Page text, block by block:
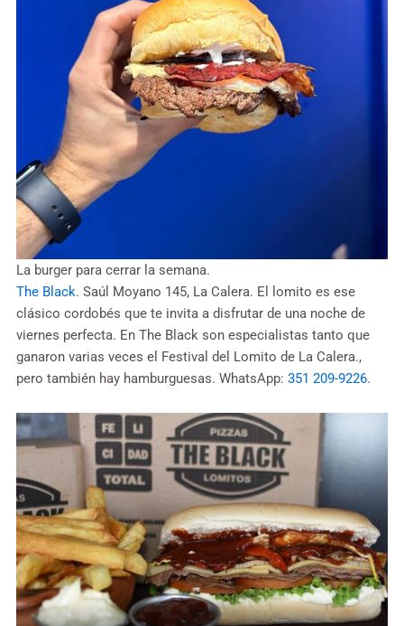
La burger para cerrar la semana.
The Black. Saúl Moyano 145, La Calera. El lomito es ese
clásico cordobés que te invita a disfrutar de una noche de
viernes perfecta. En The Black son especialistas tanto que
ganaron varias veces el Festival del Lomito de La Calera.,
pero también hay hamburguesas. WhatsApp: 351 209-9226.